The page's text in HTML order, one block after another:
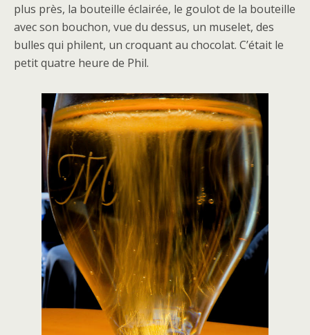
plus près, la bouteille éclairée, le goulot de la bouteille
avec son bouchon, vue du dessus, un muselet, des
bulles qui philent, un croquant au chocolat. C’était le
petit quatre heure de Phil.